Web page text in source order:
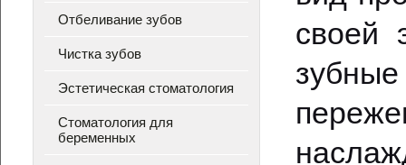
Отбеливание зубов
Чистка зубов
Эстетическая стоматология
Стоматология для
беременных
своей